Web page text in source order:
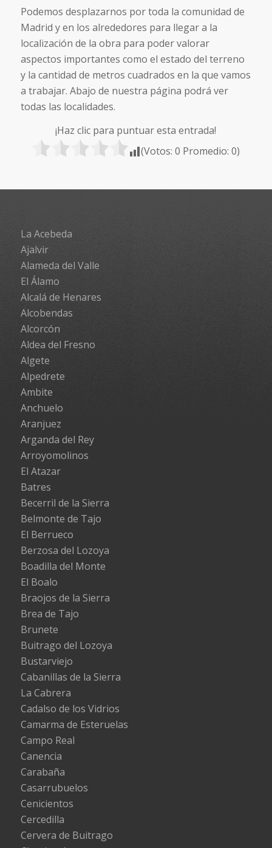
Podemos desplazarnos por toda la comunidad de
Madrid y en los alrededores para llegar a la
localización de la obra para poder valorar
aspectos importantes como el estado del terreno
y la cantidad de metros cuadrados en la que vamos
a trabajar. Abajo de nuestra página podrá ver
todas las localidades.
¡Haz clic para puntuar esta entrada!
(Votos:0 Promedio:0)
La Acebeda
Ajalvir
Alameda del Valle
El Álamo
Alcalá de Henares
Alcobendas
Alcorcón
Aldea del Fresno
Algete
Alpedrete
Ambite
Anchuelo
Aranjuez
Arganda del Rey
Arroyomolinos
El Atazar
Batres
Becerril de la Sierra
Belmonte de Tajo
El Berrueco
Berzosa del Lozoya
Boadilla del Monte
El Boalo
Braojos de la Sierra
Brea de Tajo
Brunete
Buitrago del Lozoya
Bustarviejo
Cabanillas de la Sierra
La Cabrera
Cadalso de los Vidrios
Camarma de Esteruelas
Campo Real
Canencia
Carabaña
Casarrubuelos
Cenicientos
Cercedilla
Cervera de Buitrago